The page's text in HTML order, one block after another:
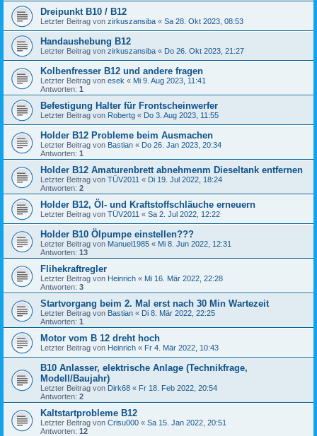
Dreipunkt B10 / B12
Letzter Beitrag von zirkuszansiba « Sa 28. Okt 2023, 08:53
Handaushebung B12
Letzter Beitrag von zirkuszansiba « Do 26. Okt 2023, 21:27
Kolbenfresser B12 und andere fragen
Letzter Beitrag von esek « Mi 9. Aug 2023, 11:41
Antworten: 1
Befestigung Halter für Frontscheinwerfer
Letzter Beitrag von Robertg « Do 3. Aug 2023, 11:55
Holder B12 Probleme beim Ausmachen
Letzter Beitrag von Bastian « Do 26. Jan 2023, 20:34
Antworten: 1
Holder B12 Amaturenbrett abnehmenm Dieseltank entfernen
Letzter Beitrag von TÜV2011 « Di 19. Jul 2022, 18:24
Antworten: 2
Holder B12, Öl- und Kraftstoffschläuche erneuern
Letzter Beitrag von TÜV2011 « Sa 2. Jul 2022, 12:22
Holder B10 Ölpumpe einstellen???
Letzter Beitrag von Manuel1985 « Mi 8. Jun 2022, 12:31
Antworten: 13
Flihekraftregler
Letzter Beitrag von Heinrich « Mi 16. Mär 2022, 22:28
Antworten: 3
Startvorgang beim 2. Mal erst nach 30 Min Wartezeit
Letzter Beitrag von Bastian « Di 8. Mär 2022, 22:25
Antworten: 1
Motor vom B 12 dreht hoch
Letzter Beitrag von Heinrich « Fr 4. Mär 2022, 10:43
B10 Anlasser, elektrische Anlage (Technikfrage,
Modell/Baujahr)
Letzter Beitrag von Dirk68 « Fr 18. Feb 2022, 20:54
Antworten: 2
Kaltstartprobleme B12
Letzter Beitrag von Crisu000 « Sa 15. Jan 2022, 20:51
Antworten: 12